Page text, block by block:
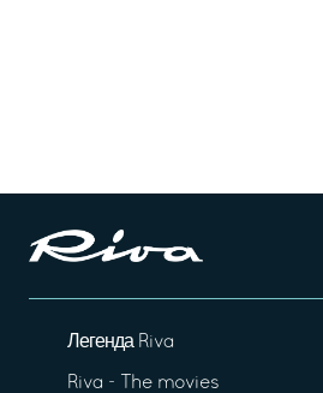
Легенда Riva
Riva - The movies